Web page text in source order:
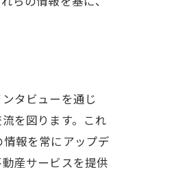
タビューを通じ
を図ります。これ
報を常にアップデ
産サービスを提供